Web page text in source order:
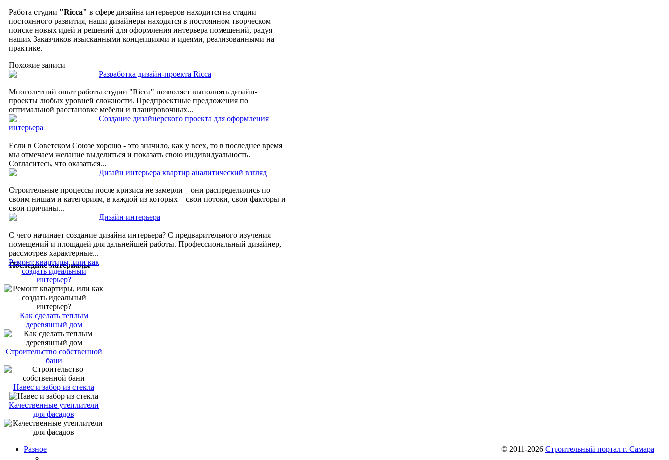
Работа студии "Ricca" в сфере дизайна интерьеров находится на стадии
постоянного развития, наши дизайнеры находятся в постоянном творческом
поиске новых идей и решений для оформления интерьера помещений, радуя
наших Заказчиков изысканными концепциями и идеями, реализованными на
практике.
Похожие записи
Разработка дизайн-проекта Ricca
Многолетний опыт работы студии "Ricca" позволяет выполнять дизайн-
проекты любых уровней сложности. Предпроектные предложения по
оптимальной расстановке мебели и планировочных...
Создание дизайнерского проекта для оформления
интерьера
Если в Советском Союзе хорошо - это значило, как у всех, то в последнее время
мы отмечаем желание выделиться и показать свою индивидуальность.
Согласитесь, что оказаться...
Дизайн интерьера квартир аналитический взгляд
Строительные процессы после кризиса не замерли – они распределились по
своим нишам и категориям, в каждой из которых – свои потоки, свои факторы и
свои причины...
Дизайн интерьера
С чего начинает создание дизайна интерьера? С предварительного изучения
помещений и площадей для дальнейшей работы. Профессиональный дизайнер,
рассмотрев характерные...
Последние материалы
Ремонт квартиры, или как
создать идеальный
интерьер?
Как сделать теплым
деревянный дом
Строительство собственной
бани
Навес и забор из стекла
Качественные утеплители
для фасадов
© 2011-2026 Строительный портал г. Самара
Разное